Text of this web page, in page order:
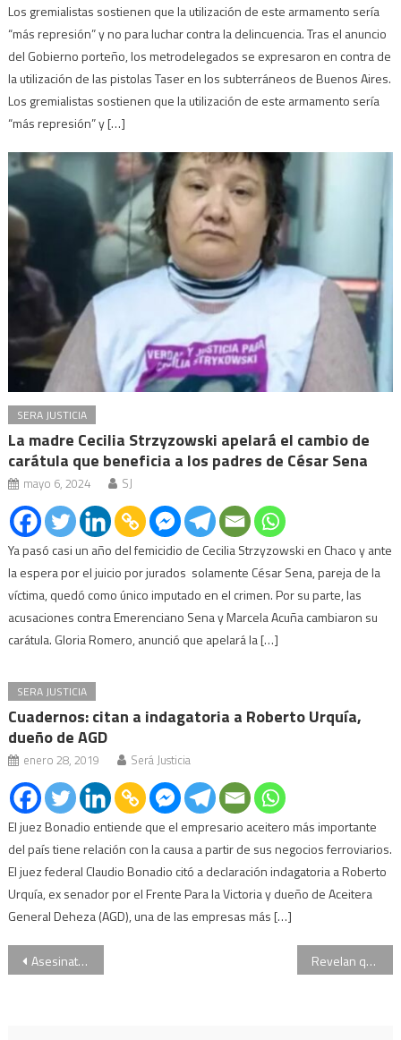
Los gremialistas sostienen que la utilización de este armamento sería
“más represión” y no para luchar contra la delincuencia. Tras el anuncio
del Gobierno porteño, los metrodelegados se expresaron en contra de
la utilización de las pistolas Taser en los subterráneos de Buenos Aires.
Los gremialistas sostienen que la utilización de este armamento sería
“más represión” y […]
SERA JUSTICIA
La madre Cecilia Strzyzowski apelará el cambio de
carátula que beneficia a los padres de César Sena
mayo 6, 2024 SJ
Ya pasó casi un año del femicidio de Cecilia Strzyzowski en Chaco y ante
la espera por el juicio por jurados solamente César Sena, pareja de la
víctima, quedó como único imputado en el crimen. Por su parte, las
acusaciones contra Emerenciano Sena y Marcela Acuña cambiaron su
carátula. Gloria Romero, anunció que apelará la […]
SERA JUSTICIA
Cuadernos: citan a indagatoria a Roberto Urquía,
dueño de AGD
enero 28, 2019 Será Justicia
El juez Bonadio entiende que el empresario aceitero más importante
del país tiene relación con la causa a partir de sus negocios ferroviarios.
El juez federal Claudio Bonadio citó a declaración indagatoria a Roberto
Urquía, ex senador por el Frente Para la Victoria y dueño de Aceitera
General Deheza (AGD), una de las empresas más […]
Navegación
Asesinato en Entre Ríos: revelan que la joven protagonizó un falso secuestro Revelan que Nahir Galarza peleó “a los golpes” con su novio en navidad